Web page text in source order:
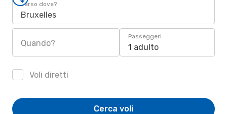
Verso dove?
Bruxelles
Quando?
Passeggeri
1 adulto
Voli diretti
Cerca voli